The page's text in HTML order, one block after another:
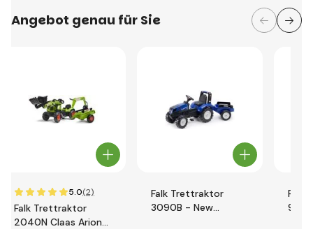
Angebot genau für Sie
5.0(2)
Falk Trettraktor
2040N Claas Arion
Falk Trettraktor
3090B - New
Falk